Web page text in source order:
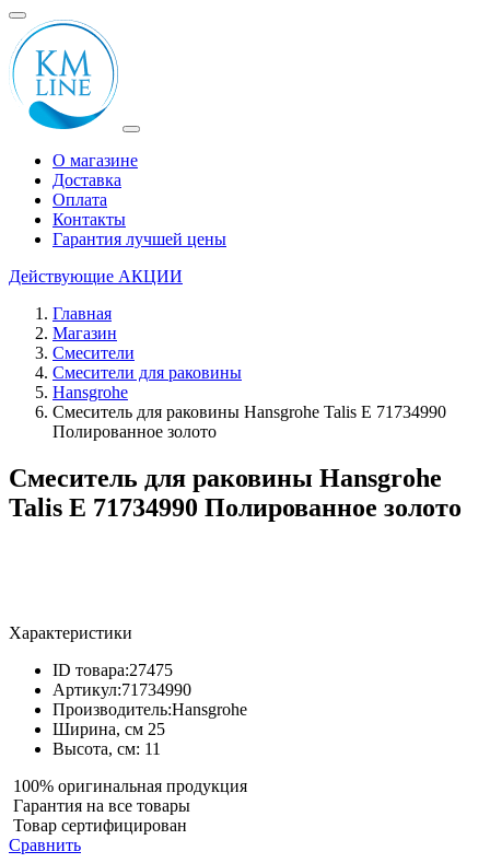
О магазине
Доставка
Оплата
Контакты
Гарантия лучшей цены
Действующие АКЦИИ
Главная
Магазин
Смесители
Смесители для раковины
Hansgrohe
Смеситель для раковины Hansgrohe Talis E 71734990
Полированное золото
Смеситель для раковины Hansgrohe
Talis E 71734990 Полированное золото
Характеристики
ID товара:27475
Артикул:71734990
Производитель:Hansgrohe
Ширина, см 25
Высота, см: 11
100% оригинальная продукция
Гарантия на все товары
Товар сертифицирован
Сравнить